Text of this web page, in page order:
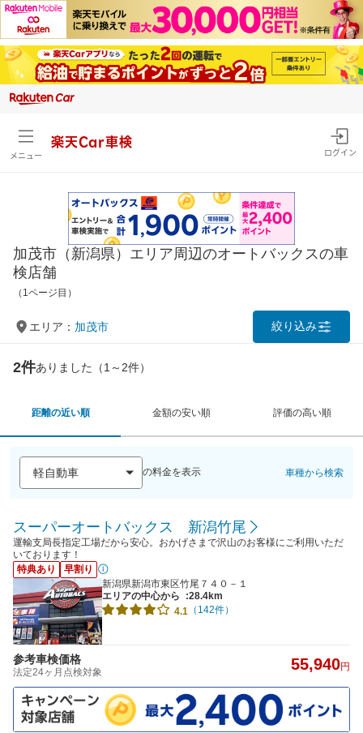
メニュー
楽天Car車検
ログイン
加茂市（新潟県）エリア周辺のオートバックスの車
検店舗
（1ページ目）
エリア： 加茂市 絞り込み
2件ありました（1～2件）
距離の近い順 金額の安い順 評価の高い順
の料金を表示 車種から検索
スーパーオートバックス 新潟竹尾
運輸支局長指定工場だから安心。おかげさまで沢山のお客様にご利用いただ
いております！
特典あり
早割り
新潟県新潟市東区竹尾７４０－１
エリアの中心から
:28.4km
4.1 （142件）
参考車検価格
法定24ヶ月点検対象 55,940円